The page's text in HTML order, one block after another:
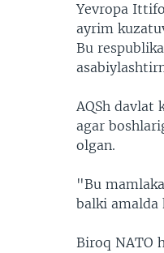
Yevropa
ayrim
Bu
AQSh
agar
olgan.
"Bu
balki
Biroq NATO